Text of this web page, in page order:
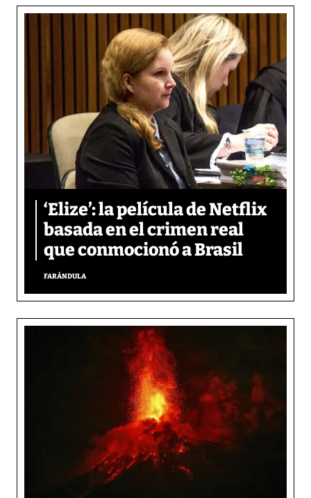
‘Elize’: la película de Netflix
basada en el crimen real
que conmocionó a Brasil
FARÁNDULA